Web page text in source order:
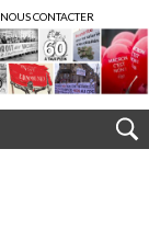
NOUS CONTACTER